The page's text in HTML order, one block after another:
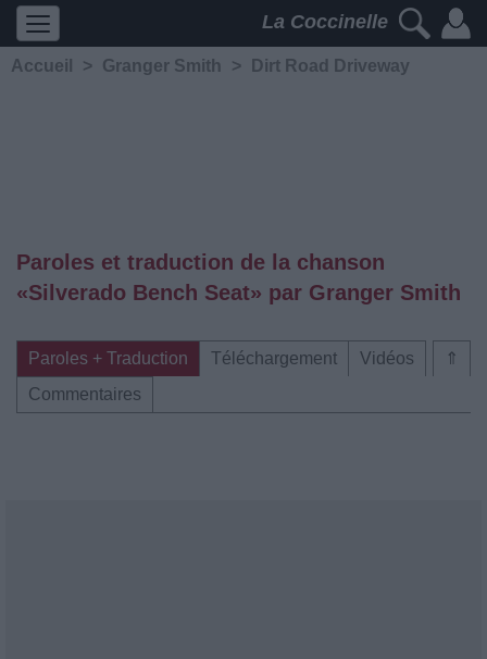
La Coccinelle
Accueil > Granger Smith > Dirt Road Driveway
Paroles et traduction de la chanson
«Silverado Bench Seat» par Granger Smith
⇑
Paroles + Traduction Téléchargement
Vidéos
Commentaires